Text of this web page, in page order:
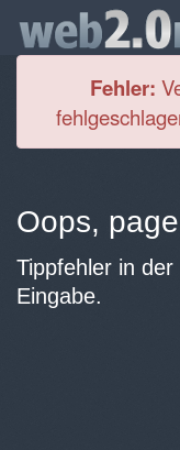
Fehler:
Oops,
Tippfehler in
Eingabe.